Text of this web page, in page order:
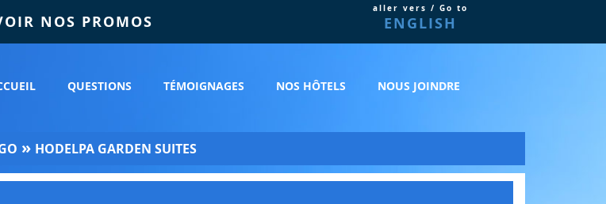
NOS PROMOS
aller vers / Go to
ENGLISH
QUESTIONS TÉMOIGNAGES NOS HÔTELS NOUS JOINDRE
» HODELPA GARDEN SUITES